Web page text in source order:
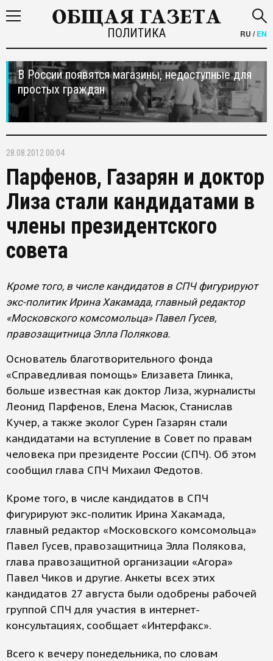
ПОЛИТИКА RU /EN
В России появятся магазины, недоступные для
простых граждан
28.08.2012 00:04
Парфенов, Газарян и доктор
Лиза стали кандидатами в
члены президентского
совета
Кроме того, в числе кандидатов в СПЧ фигурируют
экс-политик Ирина Хакамада, главный редактор
«Московского комсомольца» Павел Гусев,
правозащитница Элла Полякова.
Основатель благотворительного фонда
«Справедливая помощь» Елизавета Глинка,
больше известная как доктор Лиза, журналисты
Леонид Парфенов, Елена Масюк, Станислав
Кучер, а также эколог Сурен Газарян стали
кандидатами на вступление в Совет по правам
человека при президенте России (СПЧ). Об этом
сообщил глава СПЧ Михаил Федотов.
Кроме того, в числе кандидатов в СПЧ
фигурируют экс-политик Ирина Хакамада,
главный редактор «Московского комсомольца»
Павел Гусев, правозащитница Элла Полякова,
глава правозащитной организации «Агора»
Павел Чиков и другие. Анкеты всех этих
кандидатов 27 августа были одобрены рабочей
группой СПЧ для участия в интернет-
консультациях, сообщает «Интерфакс».
Всего к вечеру понедельника, по словам